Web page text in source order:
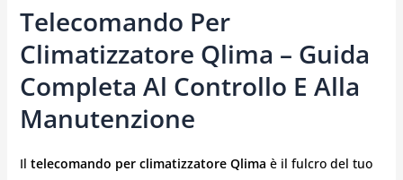
Telecomando Per
Climatizzatore Qlima – Guida
Completa Al Controllo E Alla
Manutenzione
Il telecomando per climatizzatore Qlima è il fulcro del tuo